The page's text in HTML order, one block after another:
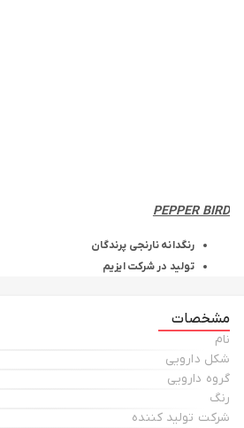
PEPPER BIRD
رنگدانهنارنجی پرندگان
تولید در شرکت ایزیم
مشخصات
نام
شکل دارویی
گروه دارویی
رنگ
شرکت تولید کننده